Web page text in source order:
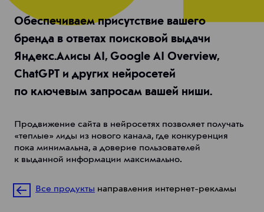
Все продукты направления интернет-рекламы
Обеспечиваем присутствие вашего
бренда в ответах поисковой выдачи
Яндекс.Алисы AI, Google AI Overview,
ChatGPT и других нейросетей
по ключевым запросам вашей ниши.
Продвижение сайта в нейросетях позволяет получать
«теплые» лиды из нового канала, где конкуренция
пока минимальна, а доверие пользователей
к выданной информации максимально.